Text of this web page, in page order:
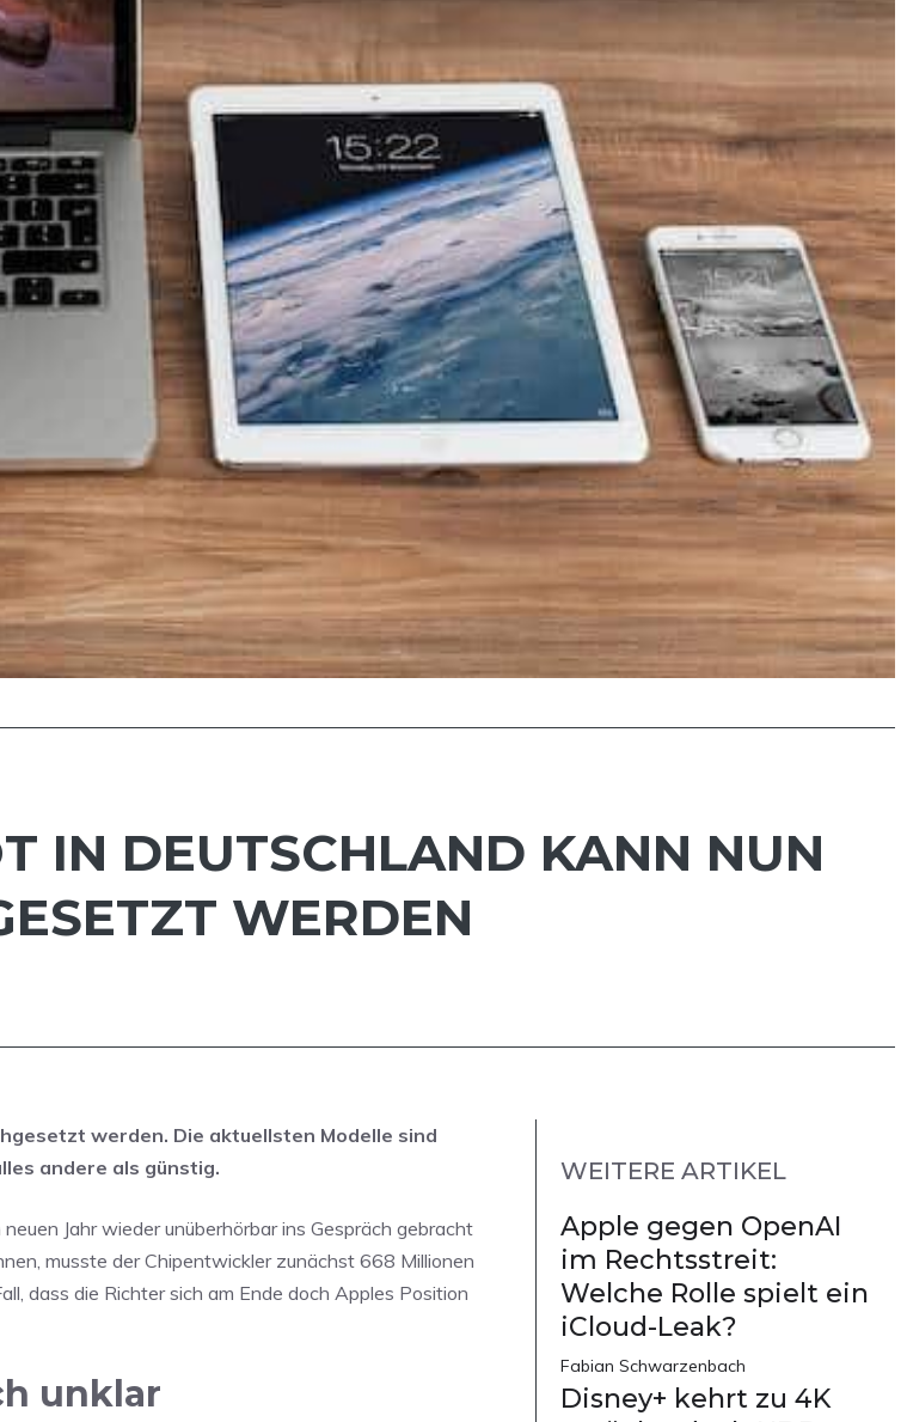
IN DEUTSCHLAND KANN NUN
WERDEN
werden. Die aktuellsten Modelle sind
andere als günstig.
Jahr wieder unüberhörbar ins Gespräch gebracht
musste der Chipentwickler zunächst 668 Millionen
dass die Richter sich am Ende doch Apples Position
unklar
WEITERE ARTIKEL
Apple gegen OpenAI
im Rechtsstreit:
Welche Rolle spielt ein
iCloud-Leak?
Fabian Schwarzenbach
Disney+ kehrt zu 4K